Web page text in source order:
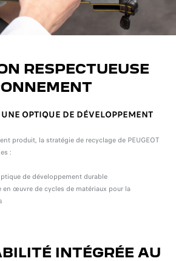
RESPECTUEUSE
OPTIQUE DE DÉVELOPPEMENT
produit, la stratégie de recyclage de PEUGEOT
:
de développement durable
en œuvre de cycles de matériaux pour la
INTÉGRÉE AU